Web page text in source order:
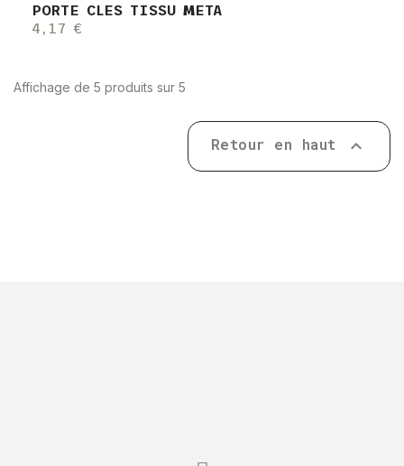
PORTE CLES TISSU META
4,17 €
Affichage de 5 produits sur 5
Retour en haut 